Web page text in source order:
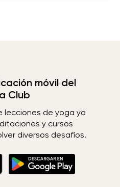
móvil del
Club
lecciones de yoga ya
y cursos
diversos desafíos.